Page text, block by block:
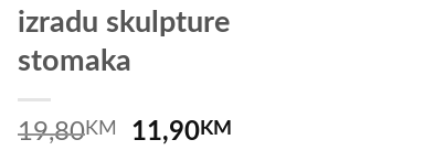
izradu skulpture
stomaka
19,80KM
Izvorna
11,90KM